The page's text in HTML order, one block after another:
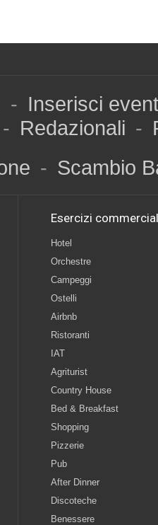
- Inserisci
- Redazionali -
- Scambio
Esercizi
Hotel
Orchestre
Campeggi
Ostelli
Airbnb
Ristoranti
IAT
Agriturist
Country House
Bed & Breakfast
Shopping
Pizzerie
Pub
After Dinner
Discoteche
Benessere